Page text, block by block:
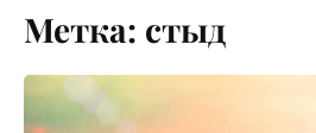
Метка: стыд